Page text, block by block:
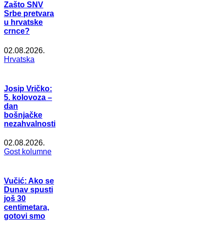
Zašto SNV
Srbe pretvara
u hrvatske
crnce?
02.08.2026.
Hrvatska
Josip Vričko:
5. kolovoza –
dan
bošnjačke
nezahvalnosti
02.08.2026.
Gost kolumne
Vučić: Ako se
Dunav spusti
još 30
centimetara,
gotovi smo